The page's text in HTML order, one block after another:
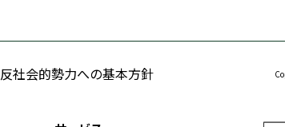
反社会的勢力への基本方針